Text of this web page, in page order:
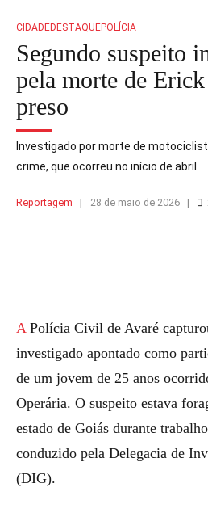
CIDADEDESTAQUEPOLÍCIA
Segundo suspeito
pela morte de
preso
Investigado por morte de
crime, que ocorreu no início de abril
Reportagem 28 de maio de 2026
A Polícia Civil de Avaré capturou o segundo
investigado apontado como
de um jovem de 25 anos
Operária. O suspeito estava
estado de Goiás durante
conduzido pela Delegacia de
(DIG).